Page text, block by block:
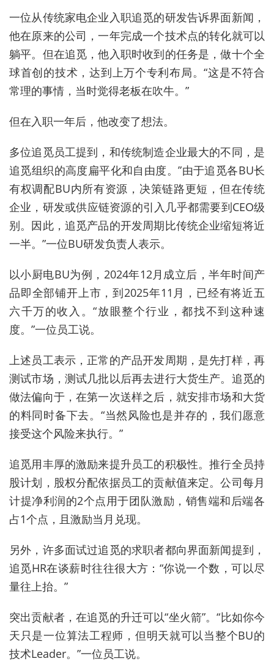
一位从传统家电企业入职追觅的研发告诉界面新闻，
他在原来的公司，一年完成一个技术点的转化就可以
躺平。但在追觅，他入职时收到的任务是，做十个全
球首创的技术，达到上万个专利布局。“这是不符合
常理的事情，当时觉得老板在吹牛。”
但在入职一年后，他改变了想法。
多位追觅员工提到，和传统制造企业最大的不同，是
追觅组织的高度扁平化和自由度。”由于追觅各BU长
有权调配BU内所有资源，决策链路更短，但在传统
企业，研发或供应链资源的引入几乎都需要到CEO级
别。因此，追觅产品的开发周期比传统企业缩短将近
一半。”一位BU研发负责人表示。
以小厨电BU为例，2024年12月成立后，半年时间产
品即全部铺开上市，到2025年11月，已经有将近五
六千万的收入。“放眼整个行业，都找不到这种速
度。”一位员工说。
上述员工表示，正常的产品开发周期，是先打样，再
测试市场，测试几批以后再去进行大货生产。追觅的
做法偏向于，在第一次送样之后，就安排市场和大货
的料同时备下去。“当然风险也是并存的，我们愿意
接受这个风险来执行。”
追觅用丰厚的激励来提升员工的积极性。推行全员持
股计划，股权分配依据员工的贡献值来定。公司每月
计提净利润的2个点用于团队激励，销售端和后端各
占1个点，且激励当月兑现。
另外，许多面试过追觅的求职者都向界面新闻提到，
追觅HR在谈薪时往往很大方：“你说一个数，可以尽
量往上抬。”
突出贡献者，在追觅的升迁可以“坐火箭”。“比如你今
天只是一位算法工程师，但明天就可以当整个BU的
技术Leader。”一位员工说。